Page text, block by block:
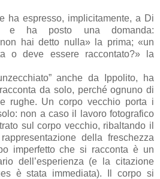
ha espresso, implicitamente, a Di
e ha posto una domanda:
hai detto nulla» la prima; «un
o deve essere raccontato?» la
anche da Ippolito, ha
da solo, perché ognuno di
rughe. Un corpo vecchio porta i
non a caso il lavoro fotografico
sul corpo vecchio, ribaltando il
della freschezza
imperfetto che si racconta è un
dell’esperienza (e la citazione
è stata immediata). Il corpo si